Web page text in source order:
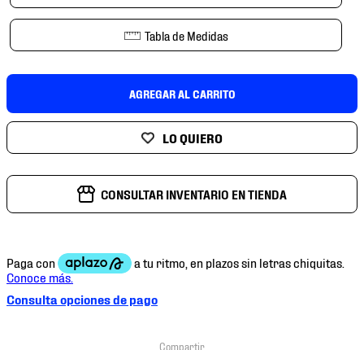
Tabla de Medidas
AGREGAR AL CARRITO
CONSULTAR INVENTARIO EN TIENDA
Consulta opciones de pago